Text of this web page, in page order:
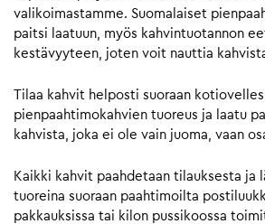
valikoimastamme. Suomalaiset
paitsi laatuun, myös kahvintuotannon
kestävyyteen, joten voit nauttia
Tilaa kahvit helposti suoraan
pienpaahtimokahvien tuoreus ja laatu
kahvista, joka ei ole vain juoma, vaan
Kaikki kahvit paahdetaan tilauksesta ja
tuoreina suoraan paahtimoilta
pakkauksissa tai kilon pussikoossa